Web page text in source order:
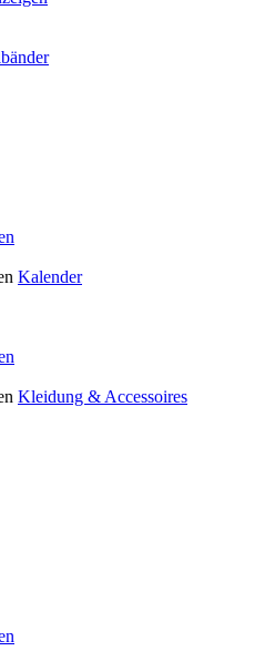
Kalender
Kleidung & Accessoires